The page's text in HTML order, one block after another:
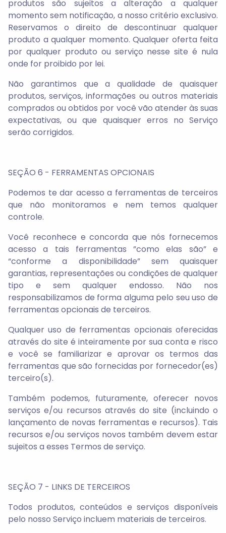
produtos são sujeitos a alteração a qualquer
momento sem notificação, a nosso critério exclusivo.
Reservamos o direito de descontinuar qualquer
produto a qualquer momento. Qualquer oferta feita
por qualquer produto ou serviço nesse site é nula
onde for proibido por lei.
Não garantimos que a qualidade de quaisquer
produtos, serviços, informações ou outros materiais
comprados ou obtidos por você vão atender às suas
expectativas, ou que quaisquer erros no Serviço
serão corrigidos.
SEÇÃO 6 - FERRAMENTAS OPCIONAIS
Podemos te dar acesso a ferramentas de terceiros
que não monitoramos e nem temos qualquer
controle.
Você reconhece e concorda que nós fornecemos
acesso a tais ferramentas ”como elas são” e
“conforme a disponibilidade” sem quaisquer
garantias, representações ou condições de qualquer
tipo e sem qualquer endosso. Não nos
responsabilizamos de forma alguma pelo seu uso de
ferramentas opcionais de terceiros.
Qualquer uso de ferramentas opcionais oferecidas
através do site é inteiramente por sua conta e risco
e você se familiarizar e aprovar os termos das
ferramentas que são fornecidas por fornecedor(es)
terceiro(s).
Também podemos, futuramente, oferecer novos
serviços e/ou recursos através do site (incluindo o
lançamento de novas ferramentas e recursos). Tais
recursos e/ou serviços novos também devem estar
sujeitos a esses Termos de serviço.
SEÇÃO 7 - LINKS DE TERCEIROS
Todos produtos, conteúdos e serviços disponíveis
pelo nosso Serviço incluem materiais de terceiros.